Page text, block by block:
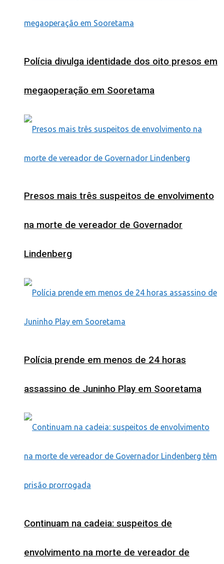
Polícia divulga identidade dos oito presos em
megaoperação em Sooretama
Presos mais três suspeitos de envolvimento
na morte de vereador de Governador
Lindenberg
Polícia prende em menos de 24 horas
assassino de Juninho Play em Sooretama
Continuam na cadeia: suspeitos de
envolvimento na morte de vereador de